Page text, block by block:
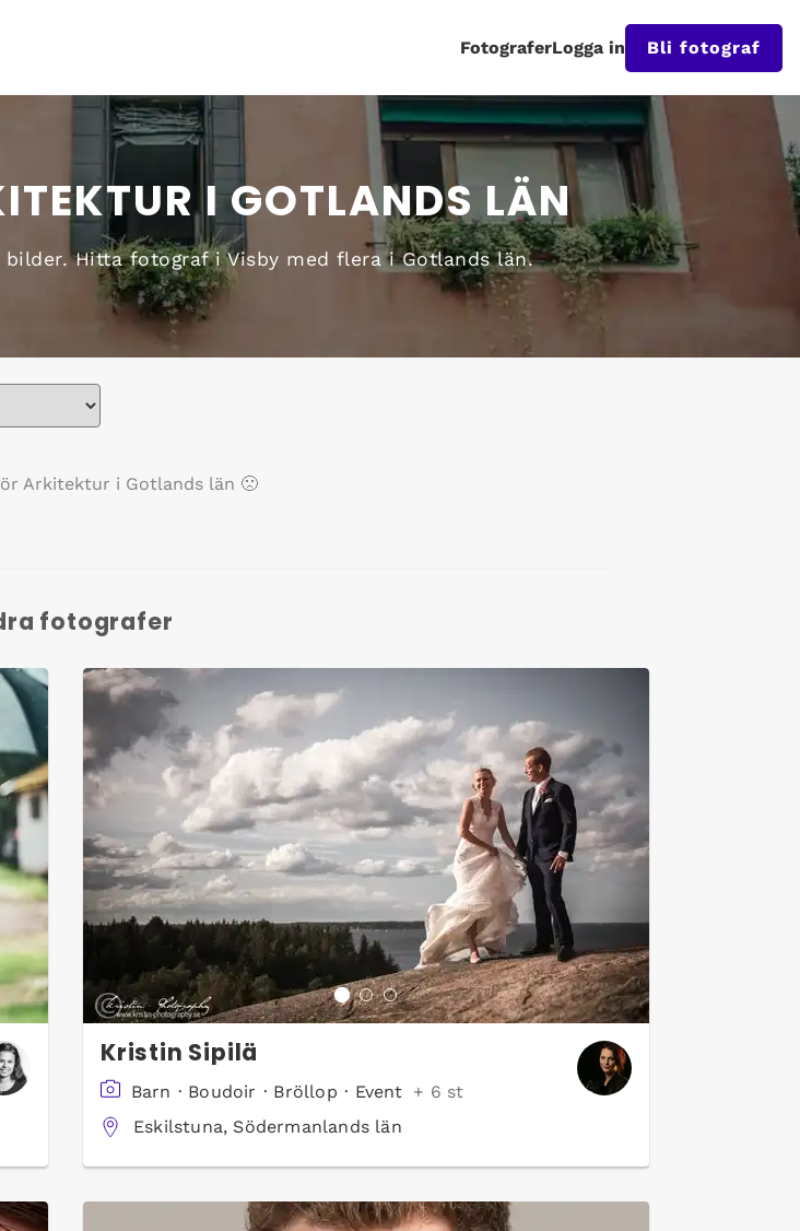
FotograferLogga in Bli fotograf
I GOTLANDS LÄN
bilder. Hitta fotograf i Visby med flera i Gotlands län.
Arkitektur i Gotlands län 🙁
fotografer
Kristin Sipilä
Barn · Boudoir · Bröllop · Event + 6 st
Eskilstuna, Södermanlands län